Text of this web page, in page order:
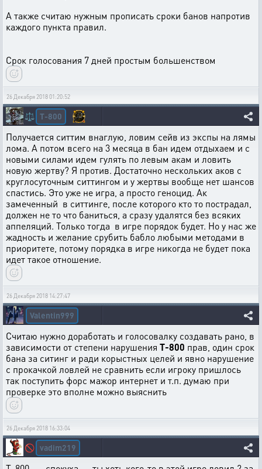
А также считаю нужным прописать сроки банов напротив
каждого пункта правил.
Срок голосования 7 дней простым большенством
26 Декабря 2018 01:20:52
⚖️ T-800
Получается ситтим внаглую, ловим сейв из экспы на лямы
лома. А потом всего на 3 месяца в бан идем отдыхаем и с
новыми силами идем гулять по левым акам и ловить
новую жертву? Я против. Достаточно нескольких аков с
круглосуточным ситтингом и у жертвы вообще нет шансов
спастись. Это уже не игра, а просто геноцид. Ак
замеченный в ситтинге, после которого кто то пострадал,
должен не то что баниться, а сразу удалятся без всяких
аппеляций. Только тогда в игре порядок будет. Но у нас же
жадность и желание срубить бабло любыми методами в
приоритете, потому порядка в игре никогда не будет пока
идет такое отношение.
26 Декабря 2018 14:27:47
Valentin999
Считаю нужно доработать и голосовалку создавать рано, в
зависимости от степени нарушения T-800 прав, один срок
бана за ситинг и ради корыстных целей и явно нарушение
с прокачкой ловлей не сравнить если игроку пришлось
так поступить форс мажор интернет и т.п. думаю при
проверке это вполне можно выяснить
26 Декабря 2018 16:33:04
🚫 vadim219